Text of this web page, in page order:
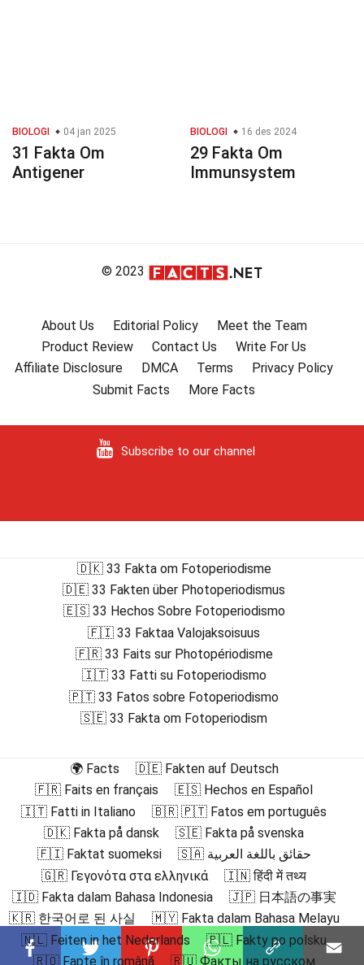
BIOLOGI 04 jan 2025
31 Fakta Om
Antigener
BIOLOGI 16 des 2024
29 Fakta Om
Immunsystem
© 2023
About Us Editorial Policy
Meet the Team
Product Review
Contact Us
Write For Us
Affiliate Disclosure
DMCA Terms
Privacy Policy
Submit Facts
More Facts
Subscribe to our channel
🇩🇰 33 Fakta om Fotoperiodisme
🇩🇪 33 Fakten über Photoperiodismus
🇪🇸 33 Hechos Sobre Fotoperiodismo
🇫🇮 33 Faktaa Valojaksoisuus
🇫🇷 33 Faits sur Photopériodisme
🇮🇹 33 Fatti su Fotoperiodismo
🇵🇹 33 Fatos sobre Fotoperiodismo
🇸🇪 33 Fakta om Fotoperiodism
🌍 Facts
🇩🇪 Fakten auf Deutsch
🇫🇷 Faits en français
🇪🇸 Hechos en Español
🇮🇹 Fatti in Italiano
🇧🇷 🇵🇹 Fatos em português
🇩🇰 Fakta på dansk
🇸🇪 Fakta på svenska
🇫🇮 Faktat suomeksi
🇸🇦 حقائق باللغة العربية
🇬🇷 Γεγονότα στα ελληνικά
🇮🇳 हिंदी में तथ्य
🇮🇩 Fakta dalam Bahasa Indonesia
🇯🇵 日本語の事実
🇰🇷 한국어로 된 사실
🇲🇾 Fakta dalam Bahasa Melayu
🇳🇱 Feiten in het Nederlands
🇵🇱 Fakty po polsku
🇷🇴 Fapte în română
🇷🇺 Факты на русском